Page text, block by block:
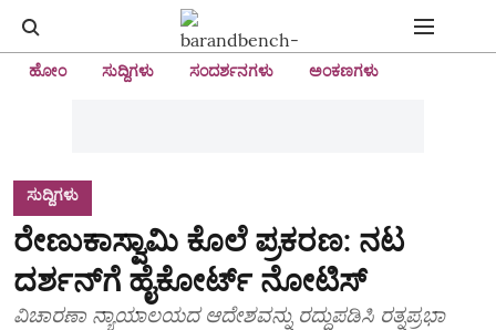
ಹೋಂ ಸುದ್ದಿಗಳು ಸಂದರ್ಶನಗಳು ಅಂಕಣಗಳು
ಸುದ್ದಿಗಳು
ರೇಣುಕಾಸ್ವಾಮಿ ಕೊಲೆ ಪ್ರಕರಣ: ನಟ
ದರ್ಶನ್‌ಗೆ ಹೈಕೋರ್ಟ್‌ ನೋಟಿಸ್‌
ವಿಚಾರಣಾ ನ್ಯಾಯಾಲಯದ ಆದೇಶವನ್ನು ರದ್ದುಪಡಿಸಿ ರತ್ನಪ್ರಭಾ